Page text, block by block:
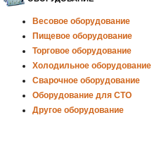
Весовое оборудование
Пищевое оборудование
Торговое оборудование
Холодильное оборудование
Сварочное оборудование
Оборудование для СТО
Другое оборудование